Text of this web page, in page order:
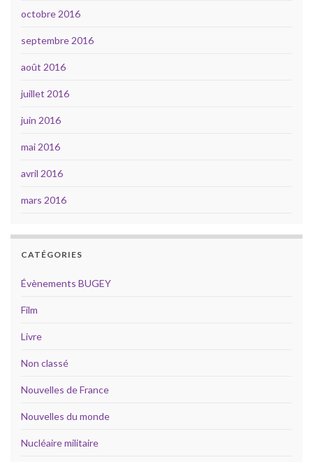
octobre 2016
septembre 2016
août 2016
juillet 2016
juin 2016
mai 2016
avril 2016
mars 2016
CATÉGORIES
Évènements BUGEY
Film
Livre
Non classé
Nouvelles de France
Nouvelles du monde
Nucléaire militaire